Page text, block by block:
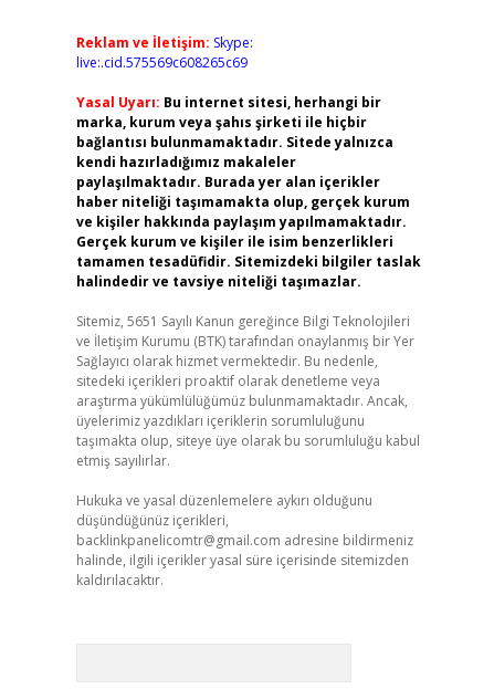
Reklam ve İletişim: Skype:
live:.cid.575569c608265c69
Yasal Uyarı: Bu internet sitesi, herhangi bir
marka, kurum veya şahıs şirketi ile hiçbir
bağlantısı bulunmamaktadır. Sitede yalnızca
kendi hazırladığımız makaleler
paylaşılmaktadır. Burada yer alan içerikler
haber niteliği taşımamakta olup, gerçek kurum
ve kişiler hakkında paylaşım yapılmamaktadır.
Gerçek kurum ve kişiler ile isim benzerlikleri
tamamen tesadüfidir. Sitemizdeki bilgiler taslak
halindedir ve tavsiye niteliği taşımazlar.
Sitemiz, 5651 Sayılı Kanun gereğince Bilgi Teknolojileri
ve İletişim Kurumu (BTK) tarafından onaylanmış bir Yer
Sağlayıcı olarak hizmet vermektedir. Bu nedenle,
sitedeki içerikleri proaktif olarak denetleme veya
araştırma yükümlülüğümüz bulunmamaktadır. Ancak,
üyelerimiz yazdıkları içeriklerin sorumluluğunu
taşımakta olup, siteye üye olarak bu sorumluluğu kabul
etmiş sayılırlar.
Hukuka ve yasal düzenlemelere aykırı olduğunu
düşündüğünüz içerikleri,
backlinkpanelicomtr@gmail.com adresine bildirmeniz
halinde, ilgili içerikler yasal süre içerisinde sitemizden
kaldırılacaktır.